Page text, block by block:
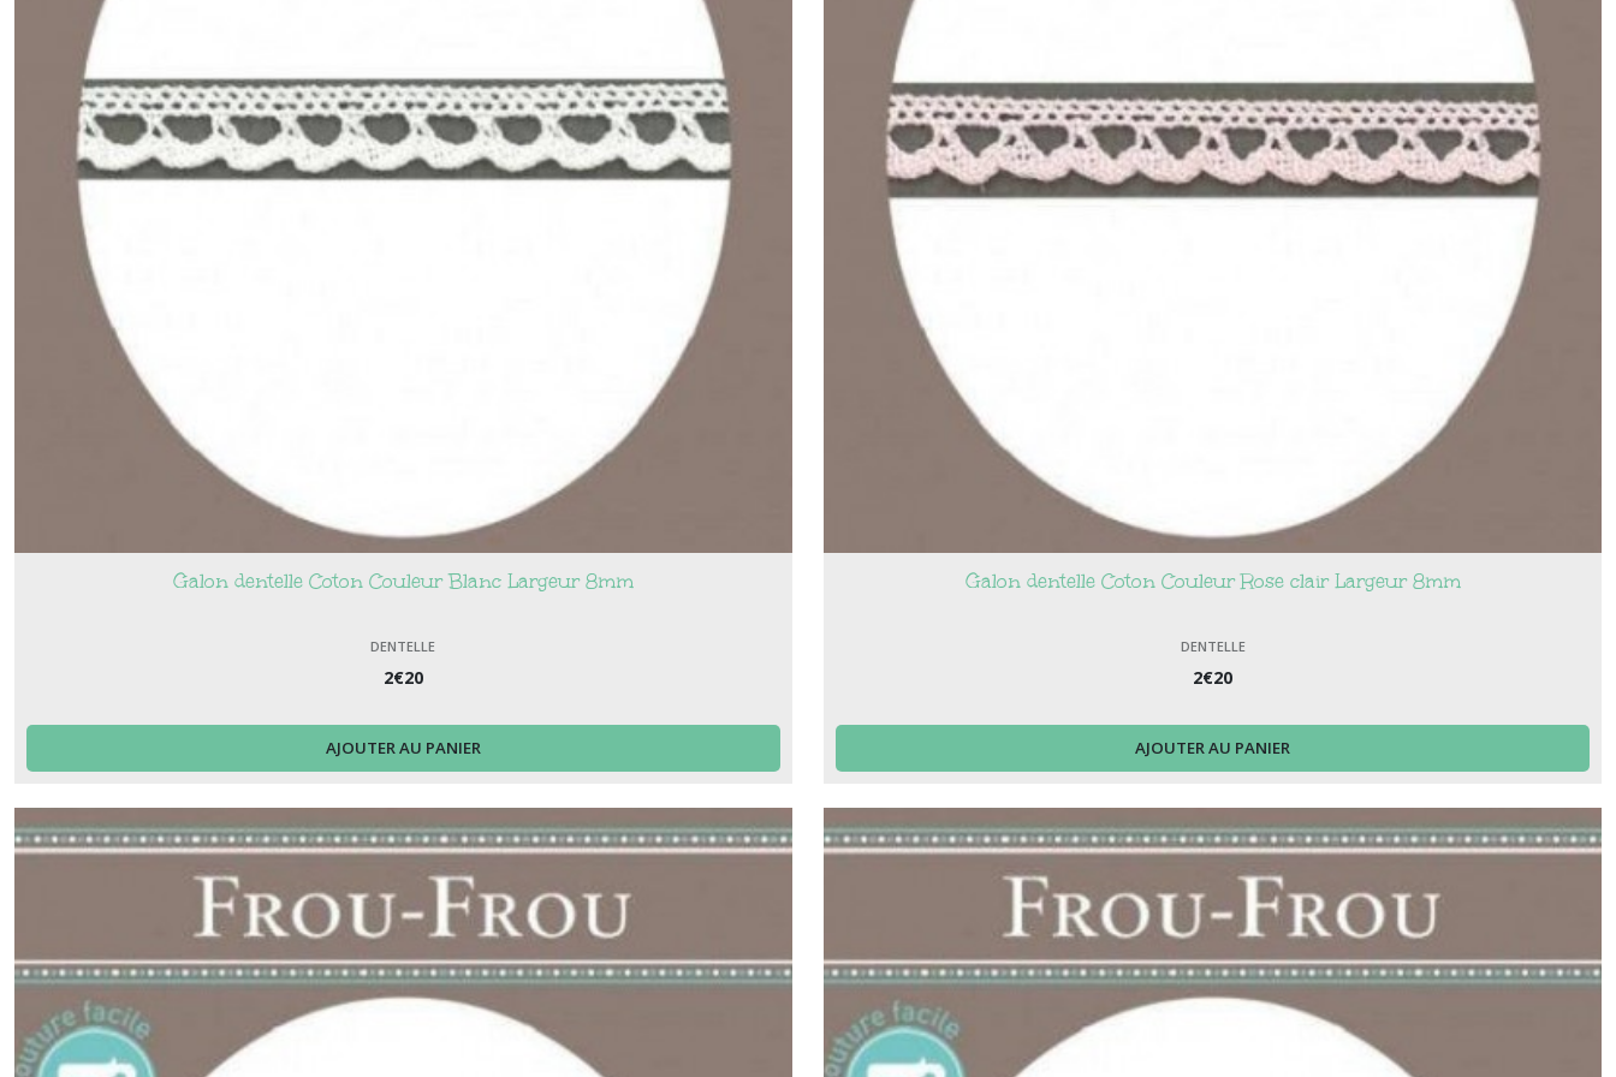
Galon dentelle Coton Couleur Blanc Largeur 8mm
DENTELLE
2€20
AJOUTER AU PANIER
Galon dentelle Coton Couleur Rose clair Largeur 8mm
DENTELLE
2€20
AJOUTER AU PANIER